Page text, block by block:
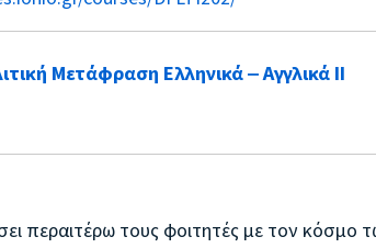
Μετάφραση Ελληνικά ‒ Αγγλικά II
περαιτέρω τους φοιτητές με τον κόσμο